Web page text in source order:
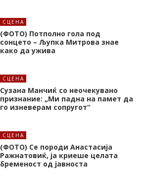
СЦЕНА
(ФОТО) Потполно гола под
сонцето – Љупка Митрова знае
како да ужива
СЦЕНА
Сузана Манчиќ со неочекувано
признание: „Ми падна на памет да
го изневерам сопругот“
СЦЕНА
(ФОТО) Се породи Анастасија
Ражнатовиќ, ја криеше целата
бременост од јавноста